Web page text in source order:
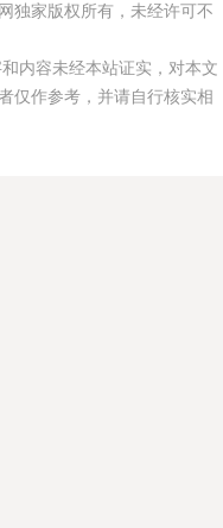
独家版权所有，未经许可不
内容未经本站证实，对本文
仅作参考，并请自行核实相